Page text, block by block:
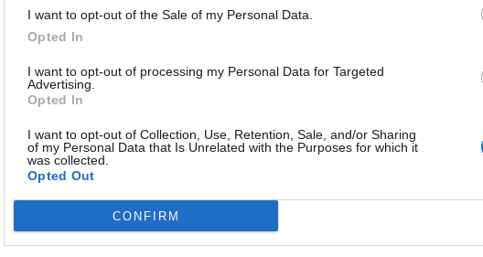
I want to opt-out of the Sale of my Personal Data.
Opted In
I want to opt-out of processing my Personal Data for Targeted
Advertising.
Opted In
I want to opt-out of Collection, Use, Retention, Sale, and/or Sharing
of my Personal Data that Is Unrelated with the Purposes for which it
was collected.
Opted Out
CONFIRM